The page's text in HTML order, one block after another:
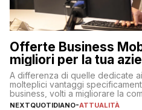
Offerte Business
migliori per la tua
A differenza di quelle dedicate
molteplici vantaggi
business, volti a migliorare la
degli utenti
NEXTQUOTIDIANO-ATTUALITÀ